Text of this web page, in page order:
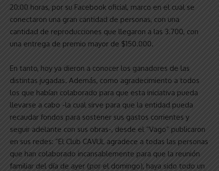
20:00 horas, por su Facebook oficial, marco en el cual se
conectaron una gran cantidad de personas, con una
cantidad de reproducciones que llegaron a las 3.700, con
una entrega de premio mayor de $150.000.
En tanto, hoy ya dieron a conocer los ganadores de las
distintas jugadas. Además, como agradecimiento a todos
los que habían colaborado para que esta iniciativa pueda
llevarse a cabo -la cual sirve para que la entidad pueda
recaudar fondos para sostener sus gastos corrientes y
seguir adelante con sus obras-, desde el “Vago” publicaron
en sus redes: “El Club CAVUL agradece a todas las personas
que han colaborado incansablemente para que la reunión
familiar del día de ayer (por el domingo), haya sido todo un